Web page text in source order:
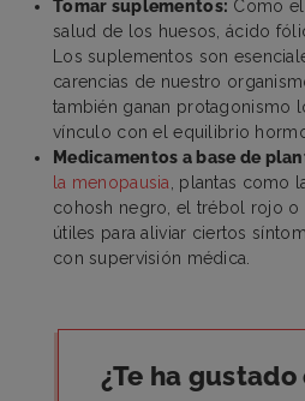
Tomar suplementos: Como
salud de los huesos, ácido
Los suplementos son
carencias de nuestro
también ganan protagonismo
vínculo con el equilibrio
Medicamentos a base de
la menopausia
, plantas como
cohosh negro, el trébol rojo o
útiles para aliviar ciertos
con supervisión médica.
¿Te ha